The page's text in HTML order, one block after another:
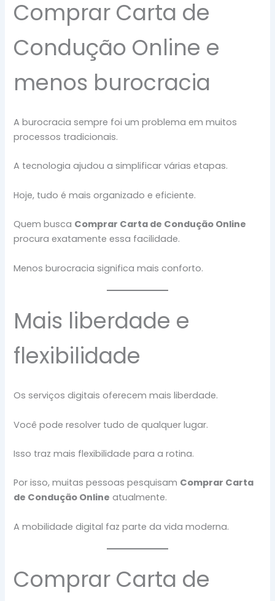
Comprar Carta de
Condução Online e
menos burocracia
A burocracia sempre foi um problema em muitos
processos tradicionais.
A tecnologia ajudou a simplificar várias etapas.
Hoje, tudo é mais organizado e eficiente.
Quem busca Comprar Carta de Condução Online
procura exatamente essa facilidade.
Menos burocracia significa mais conforto.
Mais liberdade e
flexibilidade
Os serviços digitais oferecem mais liberdade.
Você pode resolver tudo de qualquer lugar.
Isso traz mais flexibilidade para a rotina.
Por isso, muitas pessoas pesquisam Comprar Carta
de Condução Online atualmente.
A mobilidade digital faz parte da vida moderna.
Comprar Carta de